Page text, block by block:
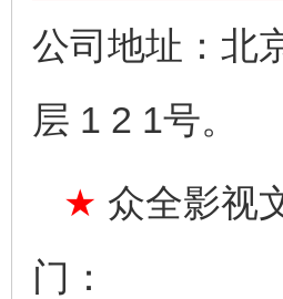
公司地址：北
层 1 2 1号。
★ 众全影视
门：